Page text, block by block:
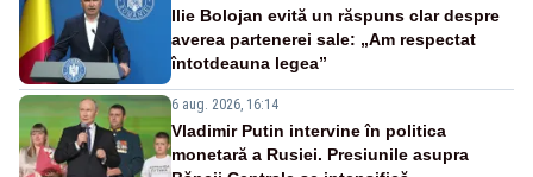
Ilie Bolojan evită un răspuns clar despre
averea partenerei sale: „Am respectat
întotdeauna legea”
6 aug. 2026, 16:14
Vladimir Putin intervine în politica
monetară a Rusiei. Presiunile asupra